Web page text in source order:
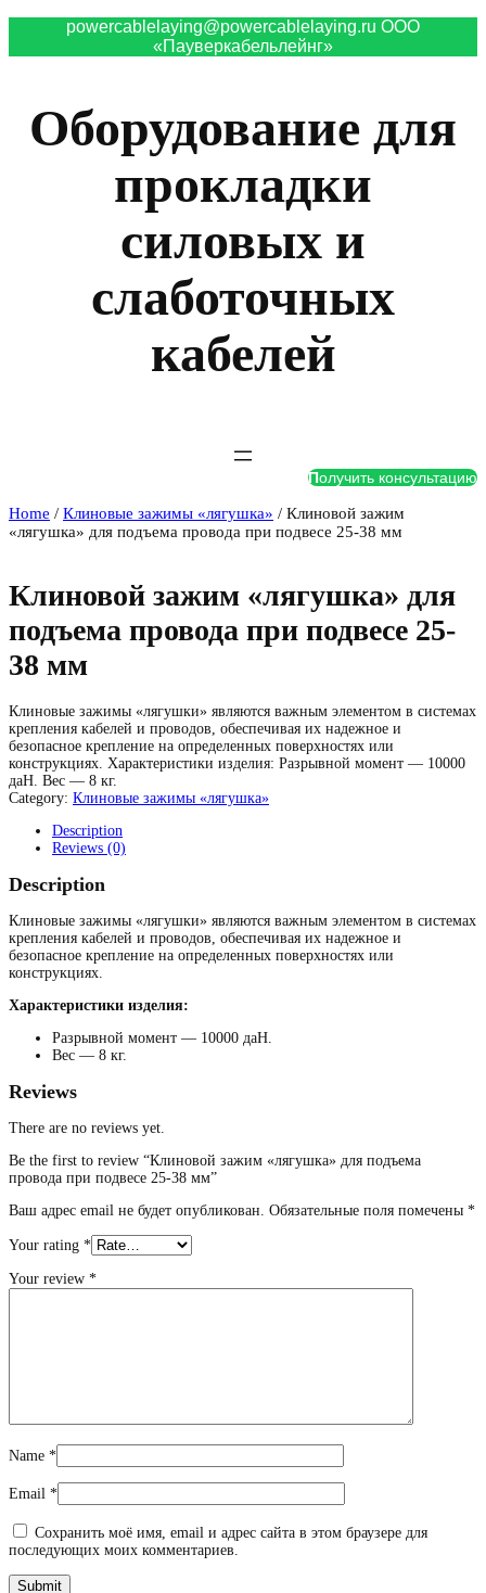
powercablelaying@powercablelaying.ru ООО
«Пауверкабельлейнг»
Оборудование для
прокладки
силовых и
слаботочных
кабелей
Получить консультацию
Home / Клиновые зажимы «лягушка» / Клиновой зажим
«лягушка» для подъема провода при подвесе 25-38 мм
Клиновой зажим «лягушка» для
подъема провода при подвесе 25-
38 мм
Клиновые зажимы «лягушки» являются важным элементом в системах
крепления кабелей и проводов, обеспечивая их надежное и
безопасное крепление на определенных поверхностях или
конструкциях. Характеристики изделия: Разрывной момент — 10000
даН. Вес — 8 кг.
Category: Клиновые зажимы «лягушка»
Description
Reviews (0)
Description
Клиновые зажимы «лягушки» являются важным элементом в системах
крепления кабелей и проводов, обеспечивая их надежное и
безопасное крепление на определенных поверхностях или
конструкциях.
Характеристики изделия:
Разрывной момент — 10000 даН.
Вес — 8 кг.
Reviews
There are no reviews yet.
Be the first to review “Клиновой зажим «лягушка» для подъема
провода при подвесе 25-38 мм”
Ваш адрес email не будет опубликован. Обязательные поля помечены *
Your rating *
Your review *
Name *
Email *
Сохранить моё имя, email и адрес сайта в этом браузере для
последующих моих комментариев.